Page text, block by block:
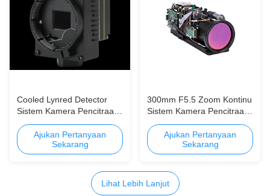
Cooled Lynred Detector
Sistem Kamera Pencitraan
Termal
Ajukan Pertanyaan
Sekarang
300mm F5.5 Zoom Kontinu
Sistem Kamera Pencitraan
Termal dengan LEO
DETECTOR
Ajukan Pertanyaan
Sekarang
Lihat Lebih Lanjut